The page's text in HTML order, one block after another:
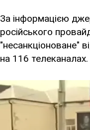
За інформацією
російського
"несанкціоноване"
на 116 телеканалах.